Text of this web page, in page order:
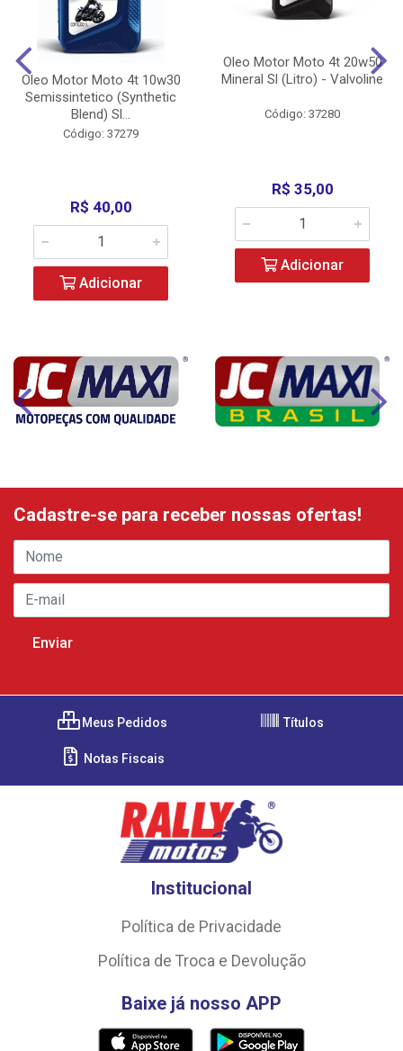
Oleo Motor Moto 4t 10w30
Semissintetico (Synthetic
Blend) Sl...
Código: 37279
R$ 40,00
Adicionar
Oleo Motor Moto 4t 20w50
Mineral Sl (Litro) - Valvoline
Código: 37280
R$ 35,00
Adicionar
Cadastre-se para receber nossas ofertas!
Meus Pedidos Títulos
Notas Fiscais
Institucional
Política de Privacidade
Política de Troca e Devolução
Baixe já nosso APP